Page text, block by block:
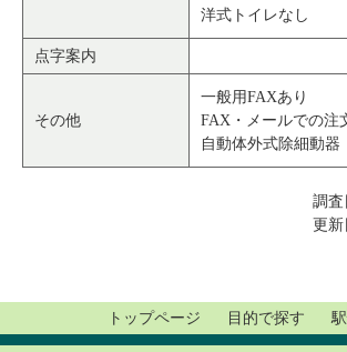
洋式トイレなし
点字案内
その他
一般用FAXあり
FAX・メールでの
自動体外式除細動器
調査
更新
トップページ 目的で探す